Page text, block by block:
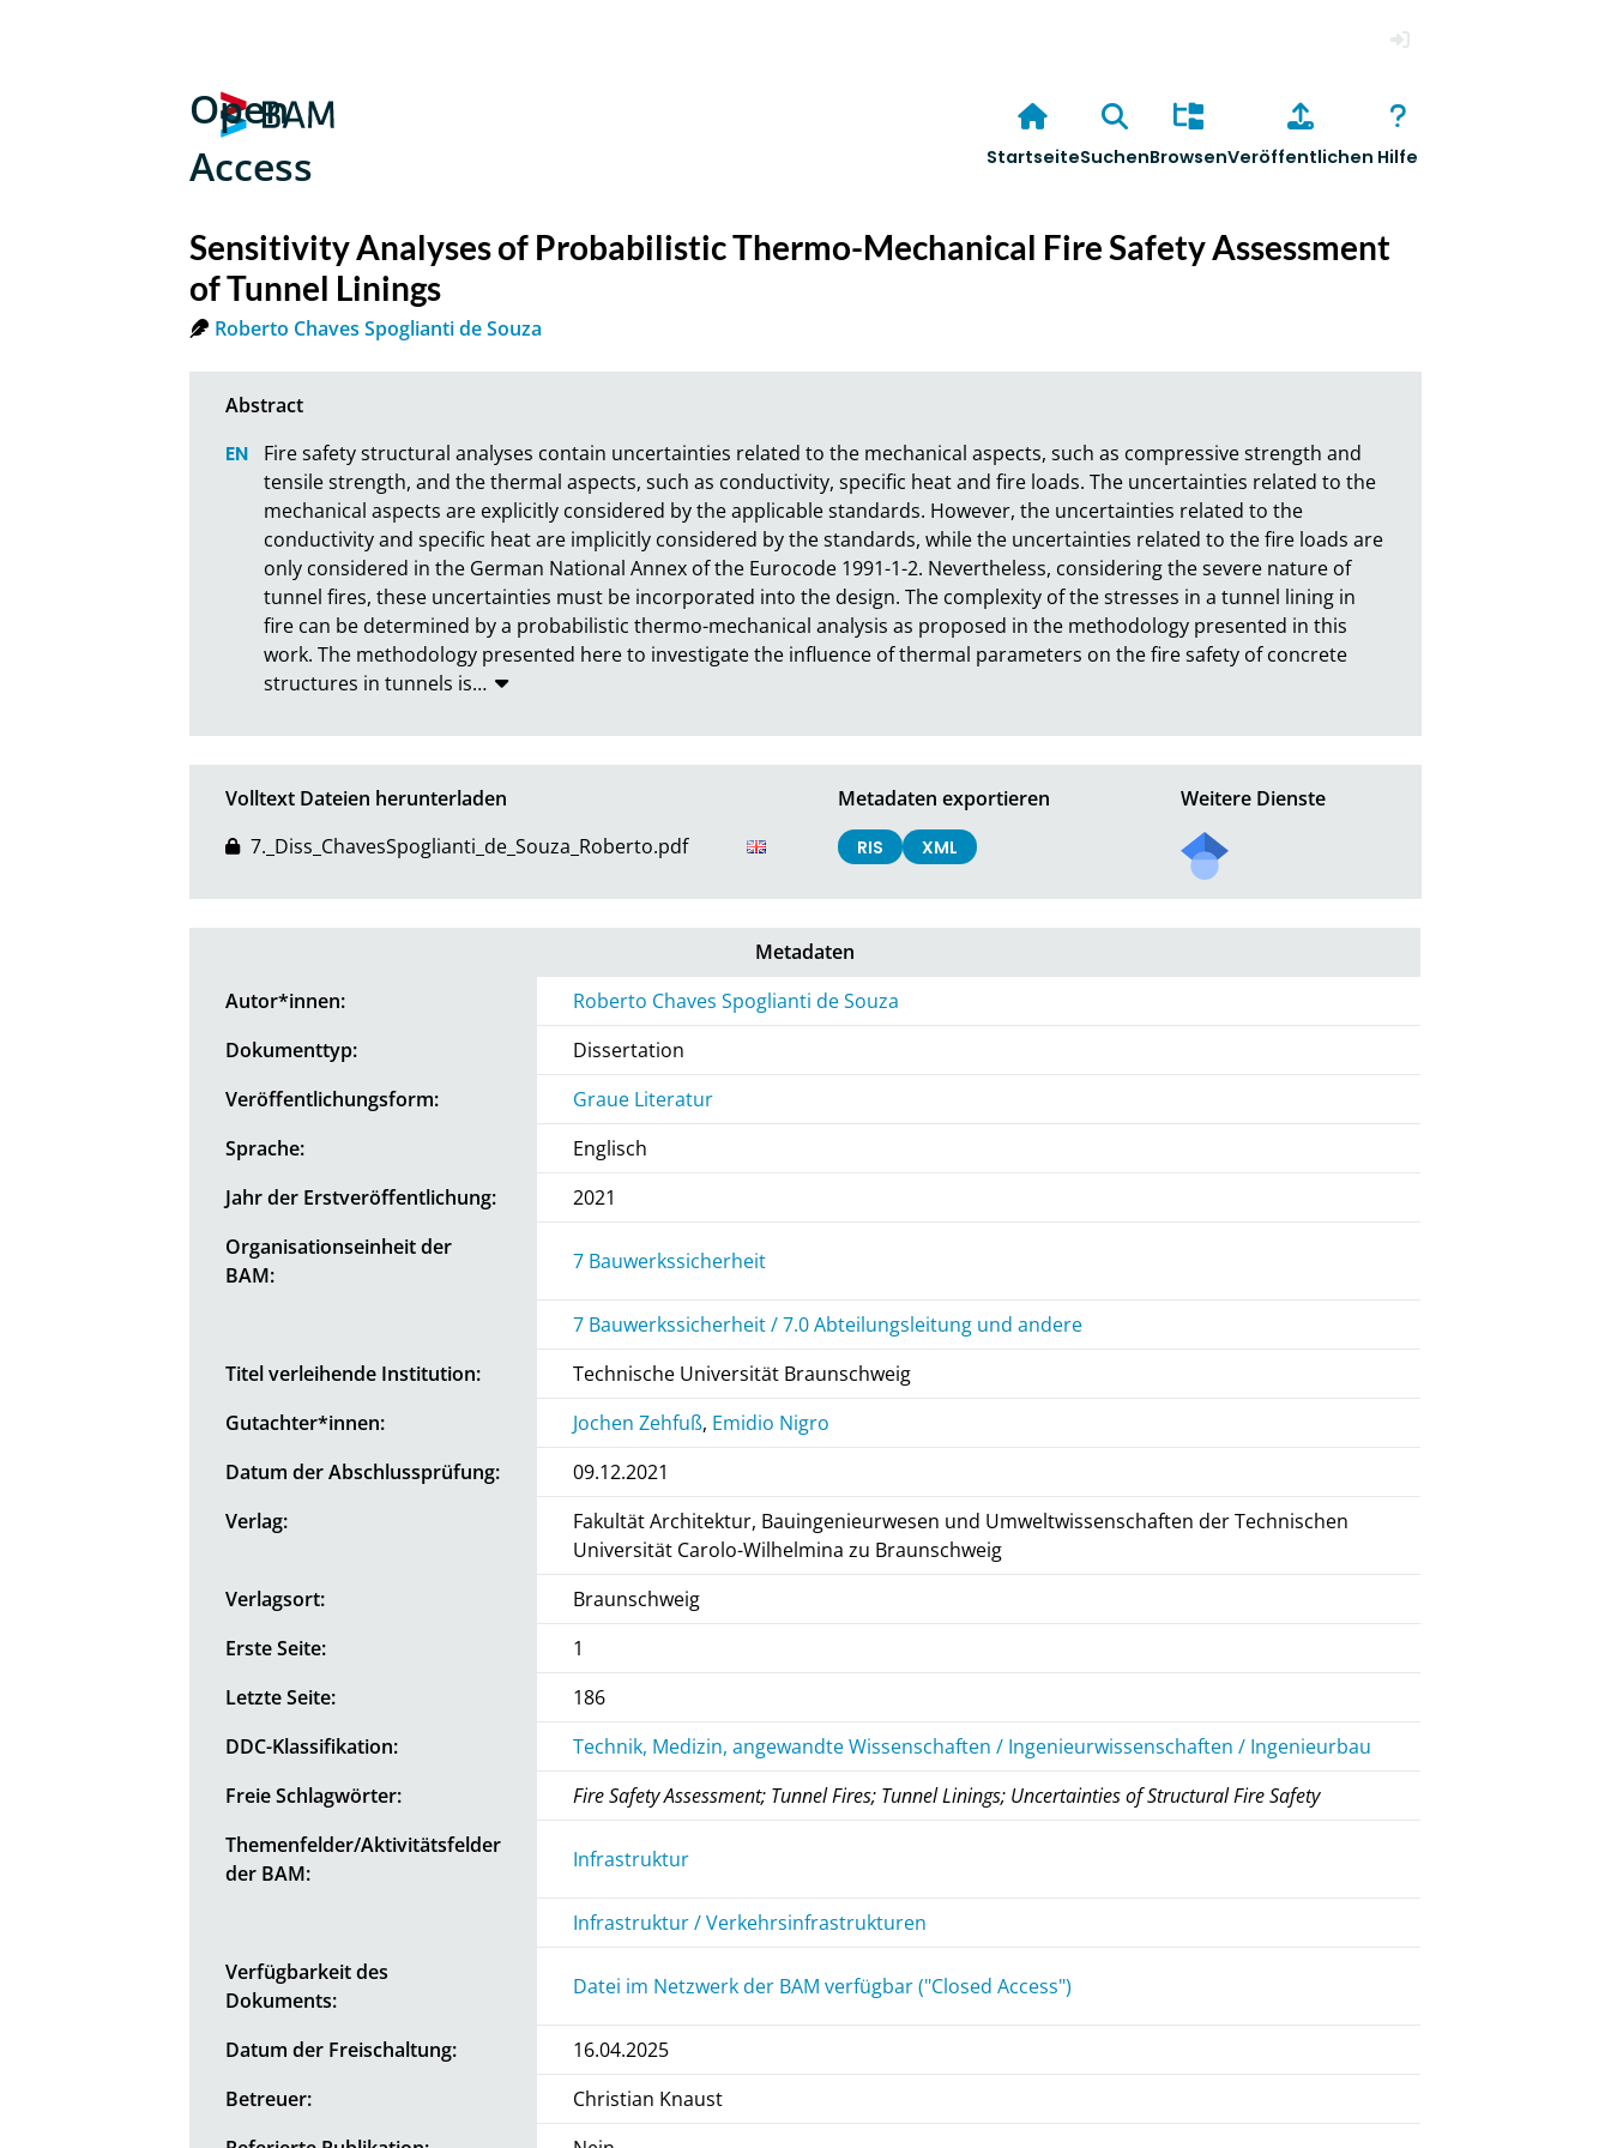
Open
Access
StartseiteSuchenBrowsenVeröffentlichen Hilfe
Sensitivity Analyses of Probabilistic Thermo-Mechanical Fire Safety Assessment
of Tunnel Linings
Roberto Chaves Spoglianti de Souza
Fire safety structural analyses contain uncertainties related to the mechanical aspects, such as compressive strength and
tensile strength, and the thermal aspects, such as conductivity, specific heat and fire loads. The uncertainties related to the
mechanical aspects are explicitly considered by the applicable standards. However, the uncertainties related to the
conductivity and specific heat are implicitly considered by the standards, while the uncertainties related to the fire loads are
only considered in the German National Annex of the Eurocode 1991-1-2. Nevertheless, considering the severe nature of
tunnel fires, these uncertainties must be incorporated into the design. The complexity of the stresses in a tunnel lining in
fire can be determined by a probabilistic thermo-mechanical analysis as proposed in the methodology presented in this
work. The methodology presented here to investigate the influence of thermal parameters on the fire safety of concrete
structures in tunnels is…
Volltext Dateien herunterladen
7._Diss_ChavesSpoglianti_de_Souza_Roberto.pdf
Metadaten exportieren
RIS XML
Weitere Dienste
Metadaten
Autor*innen:
Roberto Chaves Spoglianti de Souza
Dokumenttyp:
Dissertation
Veröffentlichungsform:
Graue Literatur
Sprache:
Englisch
Jahr der Erstveröffentlichung:
2021
Organisationseinheit der
BAM:
7 Bauwerkssicherheit
7 Bauwerkssicherheit / 7.0 Abteilungsleitung und andere
Titel verleihende Institution:
Technische Universität Braunschweig
Gutachter*innen:
Jochen Zehfuß, Emidio Nigro
Datum der Abschlussprüfung:
09.12.2021
Verlag:
Fakultät Architektur, Bauingenieurwesen und Umweltwissenschaften der Technischen
Universität Carolo-Wilhelmina zu Braunschweig
Verlagsort:
Braunschweig
Erste Seite:
1
Letzte Seite:
186
DDC-Klassifikation:
Technik, Medizin, angewandte Wissenschaften / Ingenieurwissenschaften / Ingenieurbau
Freie Schlagwörter:
Fire Safety Assessment; Tunnel Fires; Tunnel Linings; Uncertainties of Structural Fire Safety
Themenfelder/Aktivitätsfelder
der BAM:
Infrastruktur
Infrastruktur / Verkehrsinfrastrukturen
Verfügbarkeit des
Dokuments:
Datei im Netzwerk der BAM verfügbar ("Closed Access")
Datum der Freischaltung:
16.04.2025
Betreuer:
Christian Knaust